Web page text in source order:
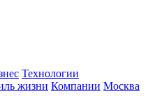
Технологии
жизни Компании Москва